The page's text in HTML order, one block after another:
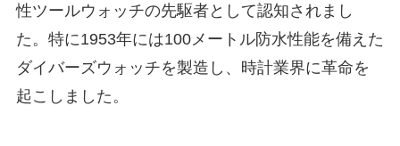
性ツールウォッチの先駆者として認知されまし
た。特に1953年には100メートル防水性能を備えた
ダイバーズウォッチを製造し、時計業界に革命を
起こしました。